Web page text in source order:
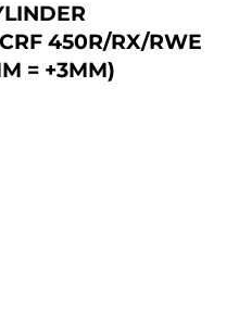
450R/RX/RWE
= +3MM)